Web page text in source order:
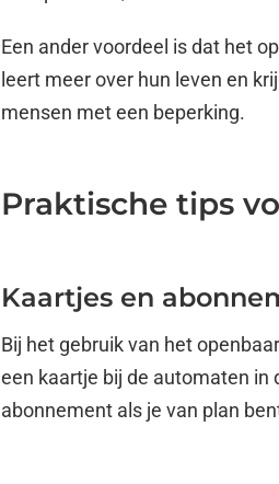
Een ander voordeel is dat het
leert meer over hun leven en
mensen met een beperking.
Praktische tips
Kaartjes en
Bij het gebruik van het
een kaartje bij de automaten in
abonnement als je van plan